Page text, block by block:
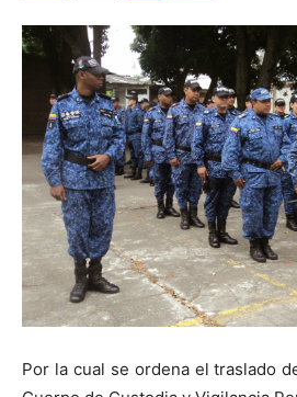
Por la cual se ordena el traslado